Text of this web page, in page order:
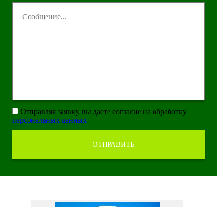
Отправляя заявку, вы даете согласие на обработку
персональных данных